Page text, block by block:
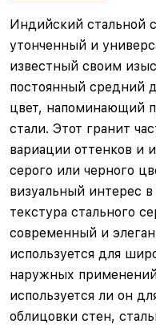
Индийский стальной
утонченный и
известный своим
постоянный средний
цвет, напоминающий
стали. Этот гранит
вариации оттенков и
серого или черного
визуальный интерес
текстура стального
современный и
используется для
наружных
используется ли он
облицовки стен,